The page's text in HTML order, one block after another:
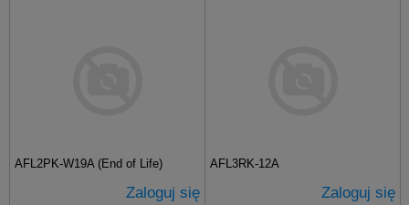
AFL2PK-W19A (End of Life)
Zaloguj się
AFL3RK-12A
Zaloguj się